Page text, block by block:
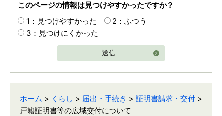
このページの情報は見つけやすかったですか？
1：見つけやすかった
2：ふつう
3：見つけにくかった
送信
ホーム > くらし > 届出・手続き > 証明書請求・交付 >
戸籍証明書等の広域交付について